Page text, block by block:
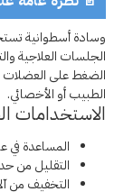
وسادة أسطوانية
الجلسات العلاجية
الضغط على العضلات
الطبيب أو الأخصائي.
الاستخدامات
المساعدة في
التقليل من
التخفيف من